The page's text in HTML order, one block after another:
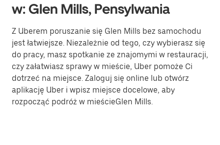
w: Glen Mills, Pensylwania
Z Uberem poruszanie się Glen Mills bez samochodu
jest łatwiejsze. Niezależnie od tego, czy wybierasz się
do pracy, masz spotkanie ze znajomymi w restauracji,
czy załatwiasz sprawy w mieście, Uber pomoże Ci
dotrzeć na miejsce. Zaloguj się online lub otwórz
aplikację Uber i wpisz miejsce docelowe, aby
rozpocząć podróż w mieścieGlen Mills.